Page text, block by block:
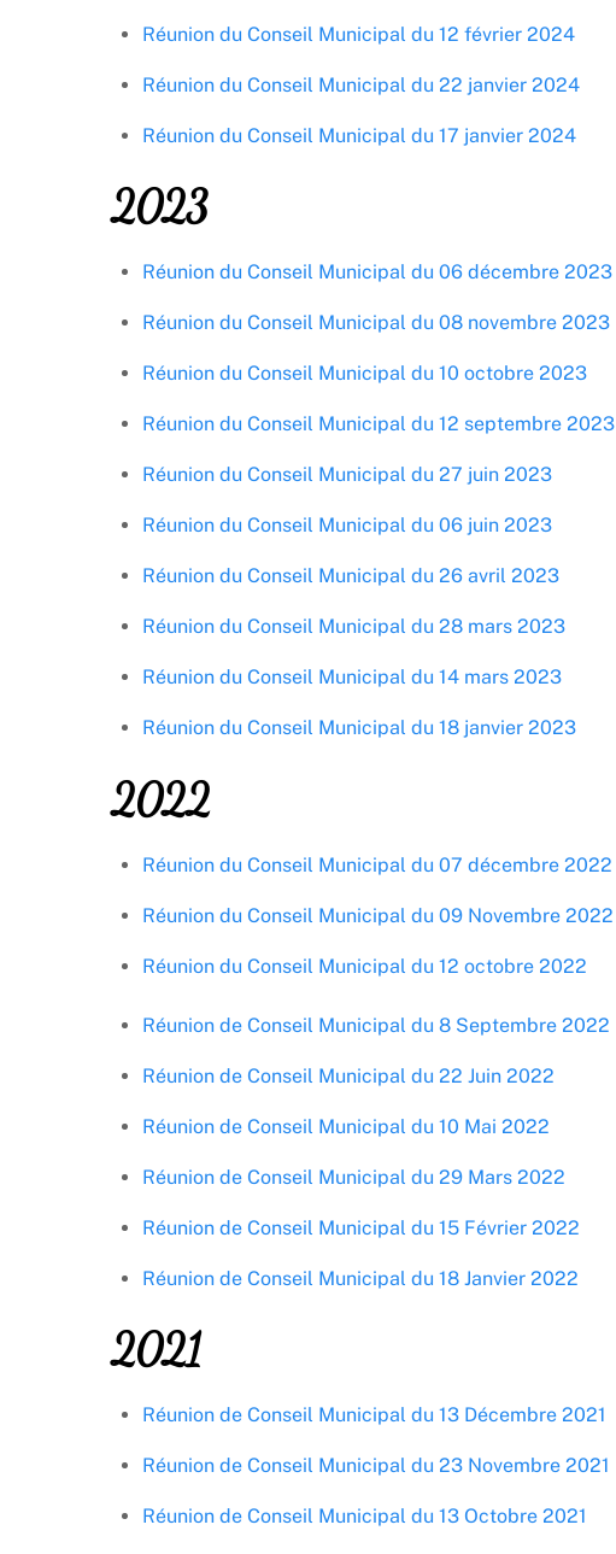
Réunion du Conseil Municipal du 12 février 2024
Réunion du Conseil Municipal du 22 janvier 2024
Réunion du Conseil Municipal du 17 janvier 2024
2023
Réunion du Conseil Municipal du 06 décembre 2023
Réunion du Conseil Municipal du 08 novembre 2023
Réunion du Conseil Municipal du 10 octobre 2023
Réunion du Conseil Municipal du 12 septembre 2023
Réunion du Conseil Municipal du 27 juin 2023
Réunion du Conseil Municipal du 06 juin 2023
Réunion du Conseil Municipal du 26 avril 2023
Réunion du Conseil Municipal du 28 mars 2023
Réunion du Conseil Municipal du 14 mars 2023
Réunion du Conseil Municipal du 18 janvier 2023
2022
Réunion du Conseil Municipal du 07 décembre 2022
Réunion du Conseil Municipal du 09 Novembre 2022
Réunion du Conseil Municipal du 12 octobre 2022
Réunion de Conseil Municipal du 8 Septembre 2022
Réunion de Conseil Municipal du 22 Juin 2022
Réunion de Conseil Municipal du 10 Mai 2022
Réunion de Conseil Municipal du 29 Mars 2022
Réunion de Conseil Municipal du 15 Février 2022
Réunion de Conseil Municipal du 18 Janvier 2022
2021
Réunion de Conseil Municipal du 13 Décembre 2021
Réunion de Conseil Municipal du 23 Novembre 2021
Réunion de Conseil Municipal du 13 Octobre 2021